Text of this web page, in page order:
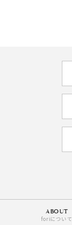
ABOUT
foriについて